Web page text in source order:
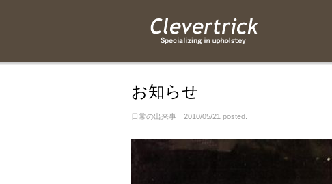
お知らせ
日常の出来事 ｜2010/05/21 posted.